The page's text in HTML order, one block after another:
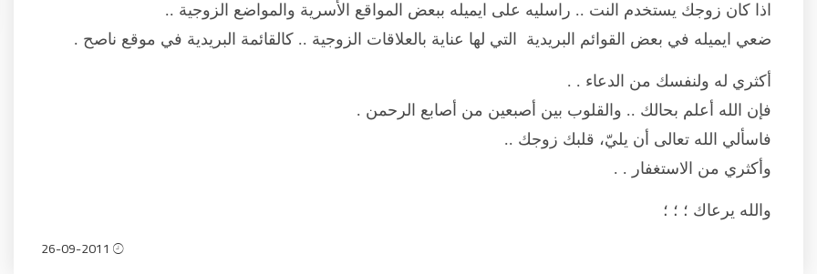
اذا كان زوجك يستخدم النت .. راسليه على ايميله ببعض المواقع الأسرية والمواضع الزوجية ..
ضعي ايميله في بعض القوائم البريدية التي لها عناية بالعلاقات الزوجية .. كالقائمة البريدية في موقع ناصح .
أكثري له ولنفسك من الدعاء . .
فإن الله أعلم بحالك .. والقلوب بين أصبعين من أصابع الرحمن .
فاسألي الله تعالى أن يليّ، قلبك زوجك ..
وأكثري من الاستغفار . .
والله يرعاك ؛ ؛ ؛